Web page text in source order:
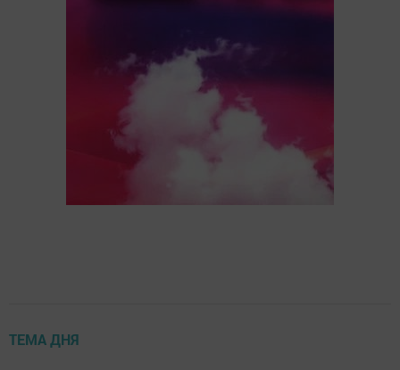
ТЕМА ДНЯ